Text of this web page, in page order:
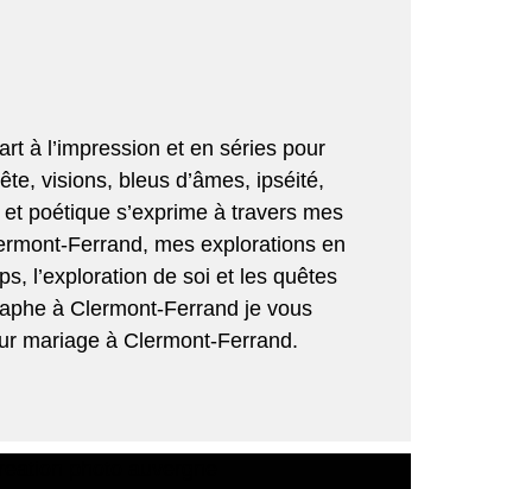
à l’impression et en séries pour
visions, bleus d’âmes, ipséité,
poétique s’exprime à travers mes
Ferrand, mes explorations en
l’exploration de soi et les quêtes
à Clermont-Ferrand je vous
mariage à Clermont-Ferrand.